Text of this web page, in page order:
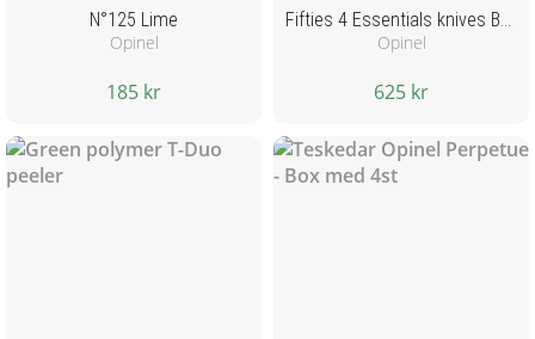
N°125 Lime
Opinel
185 kr
Fifties 4 Essentials knives Box Set
Opinel
625 kr